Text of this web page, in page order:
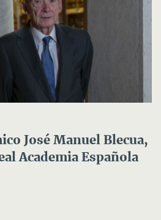
José Manuel Blecua,
Academia Española